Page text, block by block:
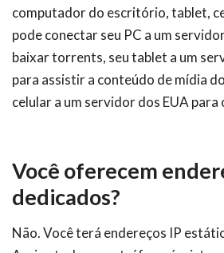
computador do escritório, tablet,
pode conectar seu PC a um
baixar torrents, seu tablet a um
para assistir a conteúdo de mídia
celular a um servidor dos EUA
Você oferecem
dedicados?
Não. Você terá endereços IP